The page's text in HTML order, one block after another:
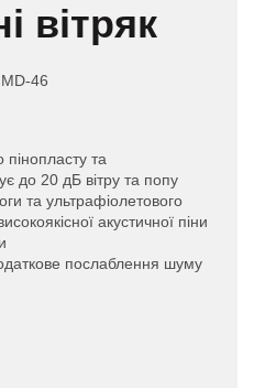
вітряк
46
та
до 20 дБ вітру та попу
та ультрафіолетового
акустичної піни
послаблення шуму